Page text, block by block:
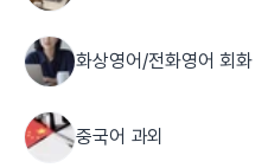
화상영어/전화영어 회화
중국어 과외